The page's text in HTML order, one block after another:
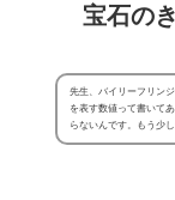
宝石の
先生、バイリーフリン
を表す数値って書いて
らないんです。もう少